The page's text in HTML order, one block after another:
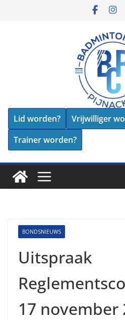
Lid worden?
Vrijwilliger
Trainer worden?
BONDSNIEUWS
Uitspraak
17 november